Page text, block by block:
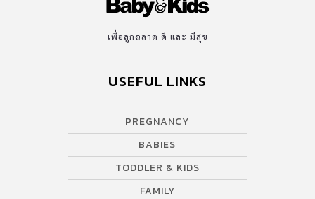
เพื่อลูกฉลาด ดี และ มีสุข
USEFUL LINKS
PREGNANCY
BABIES
TODDLER & KIDS
FAMILY